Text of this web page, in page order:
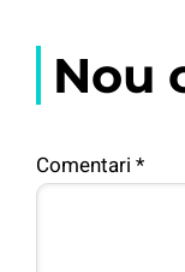
Nou
Comentari *